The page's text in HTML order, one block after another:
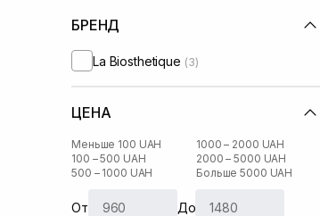
БРЕНД
La Biosthetique (3)
ЦЕНА
Меньше 100 UAH
100 – 500 UAH
500 – 1000 UAH
1000 – 2000 UAH
2000 – 5000 UAH
Больше 5000 UAH
От До